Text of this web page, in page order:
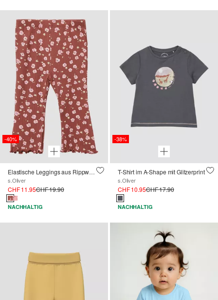
-40%
Elastische Leggings aus Rippware mit Flared Leg
s.Oliver
CHF 11.95CHF 19.90
NACHHALTIG
-38%
T-Shirt im A-Shape mit Glitzerprint
s.Oliver
CHF 10.95CHF 17.90
NACHHALTIG